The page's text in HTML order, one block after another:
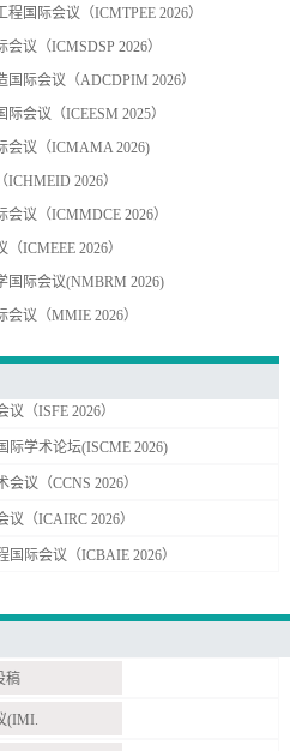
国际会议（ICMTPEE 2026）
议（ICMSDSP 2026）
际会议（ADCDPIM 2026）
会议（ICEESM 2025）
会议（ICMAMA 2026)
2026）
议（ICMMDCE 2026）
ICMEEE 2026）
国际会议(NMBRM 2026)
议（MMIE 2026）
（ISFE 2026）
际学术论坛(ISCME 2026)
议（CCNS 2026）
（ICAIRC 2026）
际会议（ICBAIE 2026）
稿
(IMI.